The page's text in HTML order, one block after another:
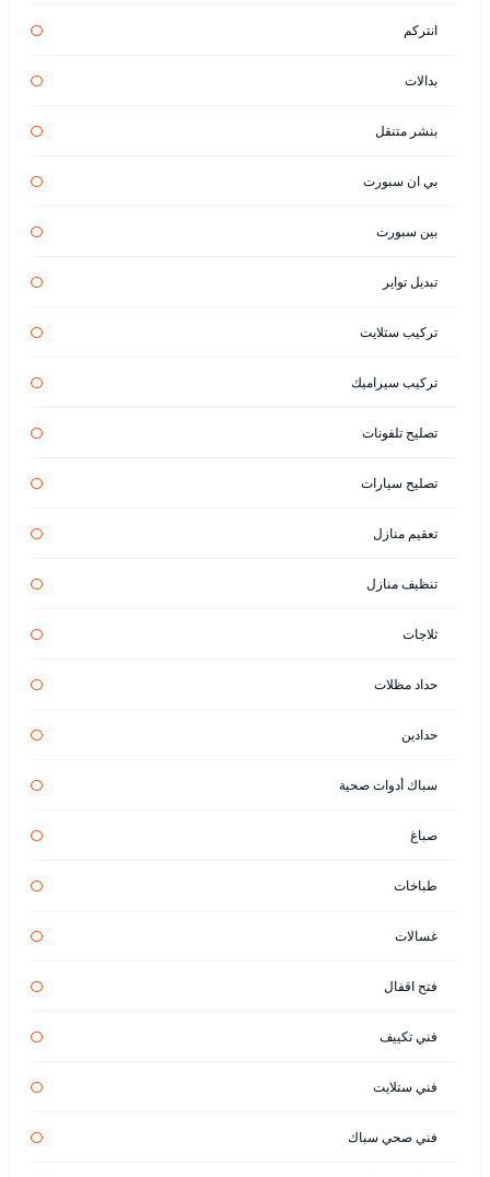
انتركم
بدالات
بنشر متنقل
بي ان سبورت
بين سبورت
تبديل تواير
تركيب ستلايت
تركيب سيراميك
تصليح تلفونات
تصليح سيارات
تعقيم منازل
تنظيف منازل
ثلاجات
حداد مظلات
حدادين
سباك أدوات صحية
صباغ
طباخات
غسالات
فتح اقفال
فني تكييف
فني ستلايت
فني صحي سباك